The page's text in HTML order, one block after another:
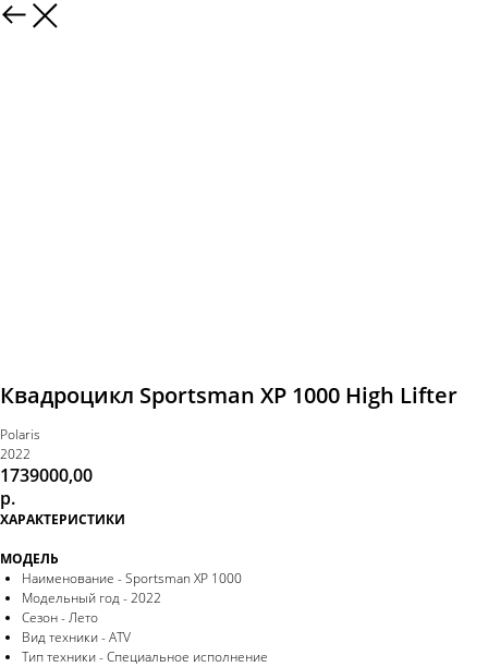
Квадроцикл Sportsman XP 1000 High Lifter
Polaris
2022
1739000,00
р.
ХАРАКТЕРИСТИКИ
МОДЕЛЬ
Наименование - Sportsman XP 1000
Модельный год - 2022
Сезон - Лето
Вид техники - ATV
Тип техники - Специальное исполнение